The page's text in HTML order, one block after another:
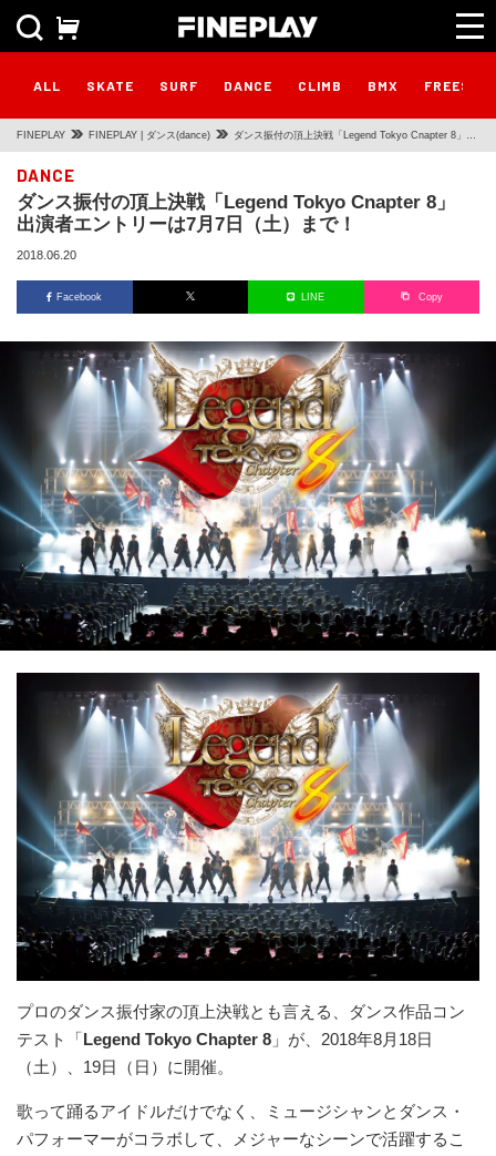
ALL SKATE SURF DANCE CLIMB BMX
FINEPLAY FINEPLAY | ダンス(dance) ダンス振付の頂上決戦「Legend Tokyo Cnapter 8」
DANCE
ダンス振付の頂上決戦「Legend Tokyo Cnapter 8」
出演者エントリーは7月7日（土）まで！
2018.06.20
Facebook LINE Copy
プロのダンス振付家の頂上決戦とも言える、ダンス作品コン
テスト「Legend Tokyo Chapter 8 」が、2018年8月18日
（土）、19日（日）に開催。
歌って踊るアイドルだけでなく、ミュージシャンとダンス・
パフォーマーがコラボして、メジャーなシーンで活躍するこ